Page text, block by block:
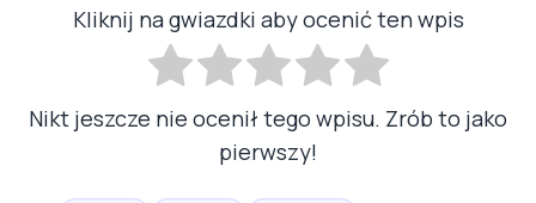
Kliknij na gwiazdki aby ocenić ten wpis
Nikt jeszcze nie ocenił tego wpisu. Zrób to jako
pierwszy!